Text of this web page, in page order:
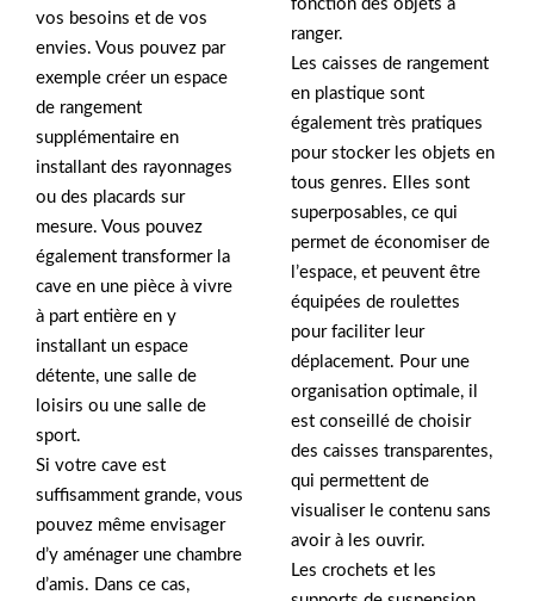
vos besoins et de vos
envies. Vous pouvez par
exemple créer un espace
de rangement
supplémentaire en
installant des rayonnages
ou des placards sur
mesure. Vous pouvez
également transformer la
cave en une pièce à vivre
à part entière en y
installant un espace
détente, une salle de
loisirs ou une salle de
sport.
Si votre cave est
suffisamment grande, vous
pouvez même envisager
d’y aménager une chambre
d’amis. Dans ce cas,
fonction des objets à
ranger.
Les caisses de rangement
en plastique sont
également très pratiques
pour stocker les objets en
tous genres. Elles sont
superposables, ce qui
permet de économiser de
l’espace, et peuvent être
équipées de roulettes
pour faciliter leur
déplacement. Pour une
organisation optimale, il
est conseillé de choisir
des caisses transparentes,
qui permettent de
visualiser le contenu sans
avoir à les ouvrir.
Les crochets et les